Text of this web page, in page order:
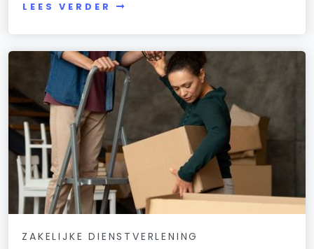
LEES VERDER
ZAKELIJKE DIENSTVERLENING